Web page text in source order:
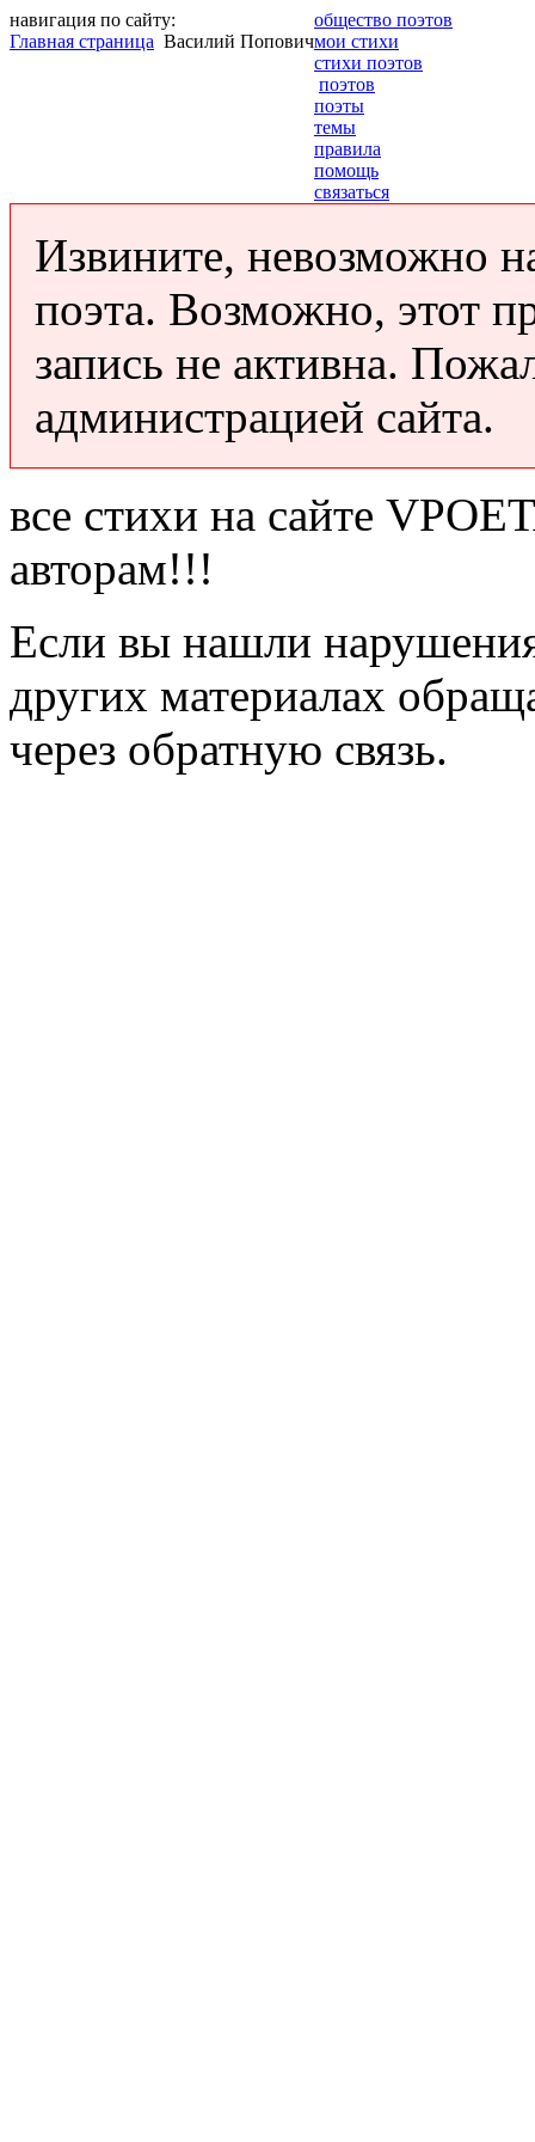
навигация по сайту:
Главная страница Василий Попович
общество поэтов
мои стихи
стихи поэтов
поэтов
поэты
темы
правила
помощь
связаться
Извините, невозможно
поэта. Возможно, этот
запись не активна.
администрацией сайта.
все стихи на сайте
авторам!!!
Если вы нашли
других материалах
через обратную связь.